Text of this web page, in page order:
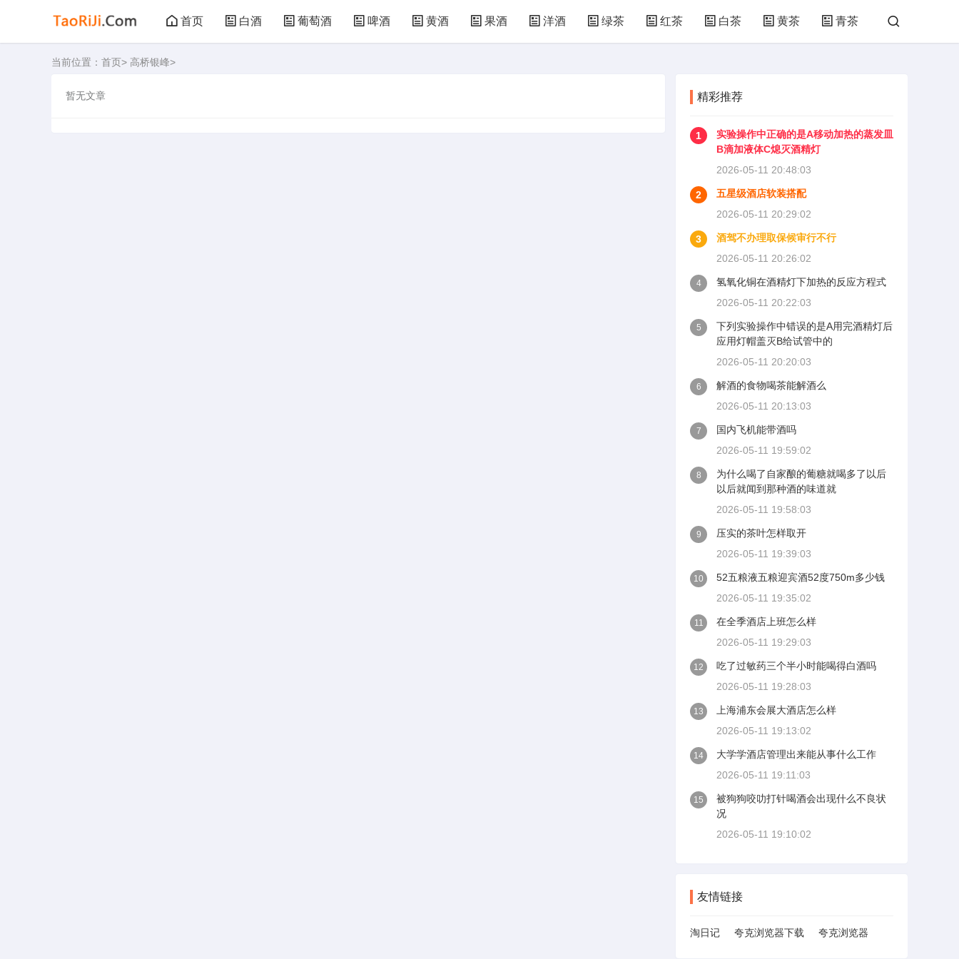
首页 白酒 葡萄酒 啤酒 黄酒 果酒 洋酒 绿茶 红茶 白茶 黄茶 青茶
当前位置： 首页> 高桥银峰>
暂无文章 精彩推荐
1
实验操作中正确的是A移动加热的蒸发皿
B滴加液体C熄灭酒精灯
2026-05-11 20:48:03
2
五星级酒店软装搭配
2026-05-11 20:29:02
3
酒驾不办理取保候审行不行
2026-05-11 20:26:02
4
氢氧化铜在酒精灯下加热的反应方程式
2026-05-11 20:22:03
5
下列实验操作中错误的是A用完酒精灯后
应用灯帽盖灭B给试管中的
2026-05-11 20:20:03
6
解酒的食物喝茶能解酒么
2026-05-11 20:13:03
7
国内飞机能带酒吗
2026-05-11 19:59:02
8
为什么喝了自家酿的葡糖就喝多了以后
以后就闻到那种酒的味道就
2026-05-11 19:58:03
9
压实的茶叶怎样取开
2026-05-11 19:39:03
10
52五粮液五粮迎宾酒52度750m多少钱
2026-05-11 19:35:02
11
在全季酒店上班怎么样
2026-05-11 19:29:03
12
吃了过敏药三个半小时能喝得白酒吗
2026-05-11 19:28:03
13
上海浦东会展大酒店怎么样
2026-05-11 19:13:02
14
大学学酒店管理出来能从事什么工作
2026-05-11 19:11:03
15
被狗狗咬叻打针喝酒会出现什么不良状
况
2026-05-11 19:10:02
友情链接
淘日记 夸克浏览器下载 夸克浏览器